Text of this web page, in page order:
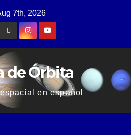
7th, 2026
de Órbita
en español